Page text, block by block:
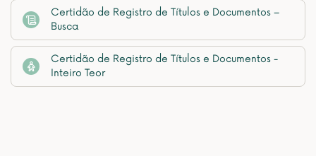
Certidão de Registro de Títulos e Documentos –
Busca
Certidão de Registro de Títulos e Documentos -
Inteiro Teor